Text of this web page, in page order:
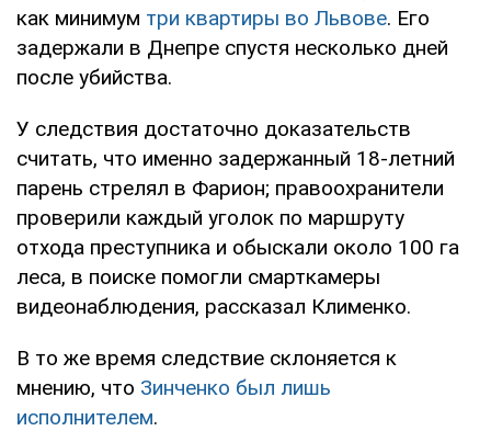
как минимум три квартиры во Львове. Его
задержали в Днепре спустя несколько дней
после убийства.
У следствия достаточно доказательств
считать, что именно задержанный 18-летний
парень стрелял в Фарион; правоохранители
проверили каждый уголок по маршруту
отхода преступника и обыскали около 100 га
леса, в поиске помогли смарткамеры
видеонаблюдения, рассказал Клименко.
В то же время следствие склоняется к
мнению, что Зинченко был лишь
исполнителем.